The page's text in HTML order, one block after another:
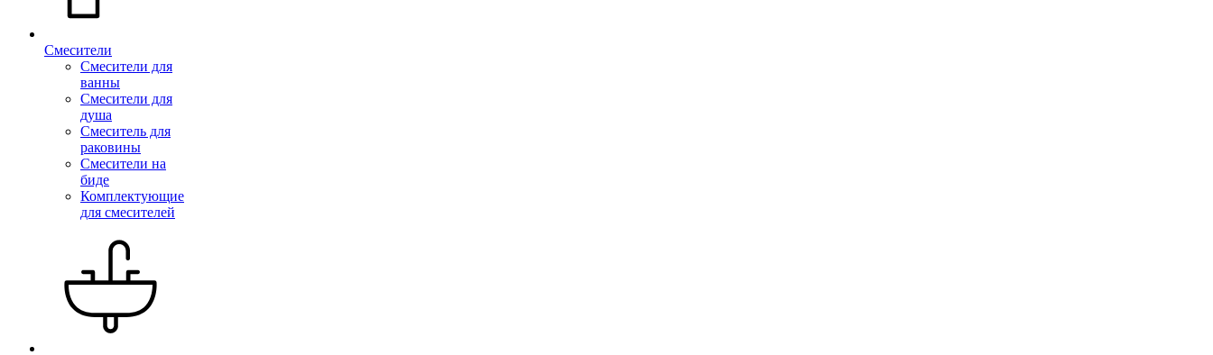
Смесители
Смесители для
ванны
Смесители для
душа
Смеситель для
раковины
Смесители на
биде
Комплектующие
для смесителей